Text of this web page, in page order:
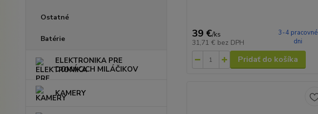
Ostatné
Batérie
ELEKTRONIKA PRE
DOMÁCICH MILÁČIKOV
KAMERY
39 €/ks
31,71 € bez DPH
3-4 pracovné
dni
Pridať do košíka